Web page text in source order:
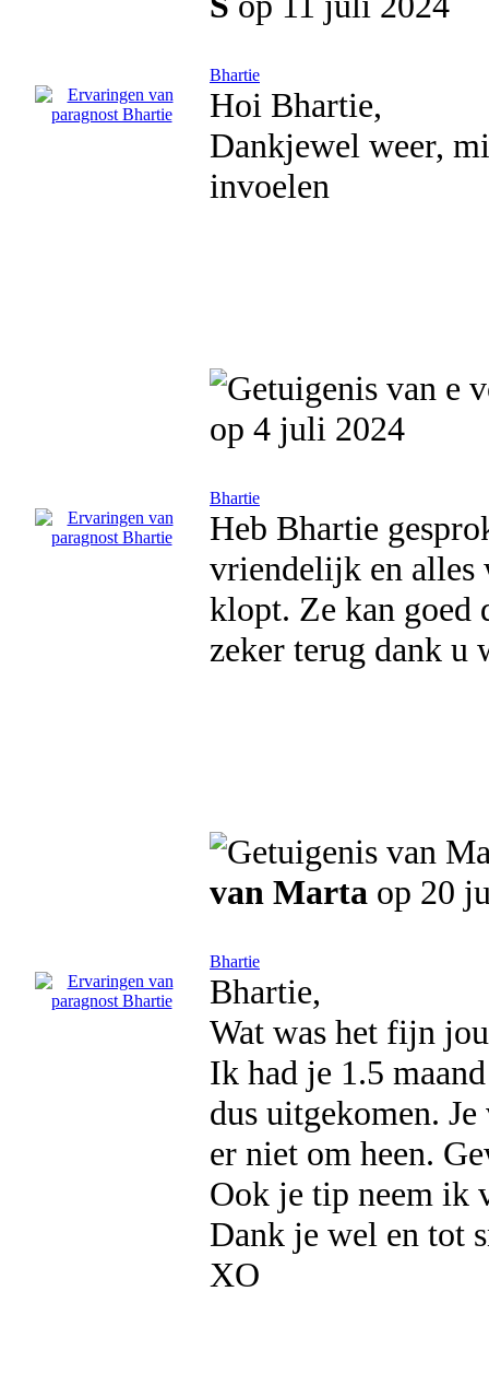
Bhartie
Hoi Bhartie,
Dankjewel weer,
invoelen
op 4 juli 2024
Bhartie
Heb Bhartie
vriendelijk en alles
klopt. Ze kan goed
zeker terug dank u
van Marta op 20
Bhartie
Bhartie,
Wat was het fijn
Ik had je 1.5
dus uitgekomen.
er niet om heen.
Ook je tip neem ik
Dank je wel en tot
XO